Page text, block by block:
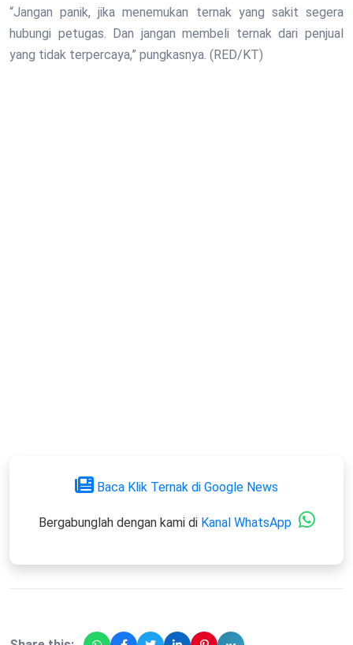
“Jangan panik, jika menemukan ternak yang sakit segera
hubungi petugas. Dan jangan membeli ternak dari penjual
yang tidak terpercaya,” pungkasnya. (RED/KT)
Baca Klik Ternak di Google News
Bergabunglah dengan kami di Kanal WhatsApp